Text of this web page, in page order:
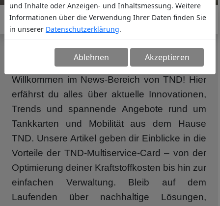
Willkommen im News-Bereich von TND! Hier
erfährst du alles über aktuelle Innovationen,
Trends und spannende Angebote rund um
Tankkarten und Mobilität aus dem Hause
TND. Unsere Artikel geben dir Einblicke in die
Vorteile der TND-Multiservice-Card – von der
Optimierung deiner Kraftstoffkosten bis hin zur
einfachen Verwaltung. Bleib auf dem
Laufenden über nachhaltige Lösungen,
und Inhalte oder Anzeigen- und Inhaltsmessung. Weitere
Informationen über die Verwendung Ihrer Daten finden Sie
in unserer Datenschutzerklärung.
Ablehnen Akzeptieren